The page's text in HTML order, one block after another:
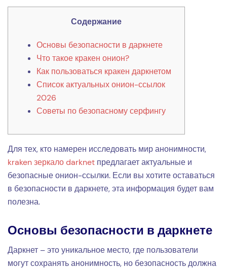
Содержание
Основы безопасности в даркнете
Что такое кракен онион?
Как пользоваться кракен даркнетом
Список актуальных онион-ссылок
2026
Советы по безопасному серфингу
Для тех, кто намерен исследовать мир анонимности,
kraken зеркало darknet предлагает актуальные и
безопасные онион-ссылки. Если вы хотите оставаться
в безопасности в даркнете, эта информация будет вам
полезна.
Основы безопасности в даркнете
Даркнет – это уникальное место, где пользователи
могут сохранять анонимность, но безопасность должна